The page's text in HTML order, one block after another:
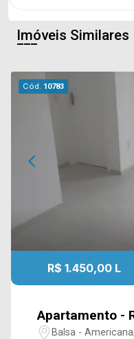
Imóveis Similares
Cód. 10783
R$ 1.450,00 L
Apartamento -
Balsa -